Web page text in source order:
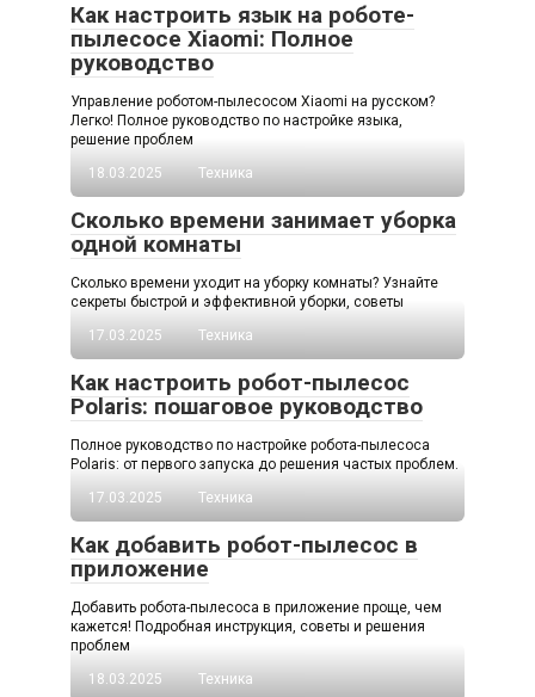
Как настроить язык на роботе-
пылесосе Xiaomi: Полное
руководство
Управление роботом-пылесосом Xiaomi на русском?
Легко! Полное руководство по настройке языка,
решение проблем
18.03.2025
Техника
Сколько времени занимает уборка
одной комнаты
Сколько времени уходит на уборку комнаты? Узнайте
секреты быстрой и эффективной уборки, советы
17.03.2025
Техника
Как настроить робот-пылесос
Polaris: пошаговое руководство
Полное руководство по настройке робота-пылесоса
Polaris: от первого запуска до решения частых проблем.
17.03.2025
Техника
Как добавить робот-пылесос в
приложение
Добавить робота-пылесоса в приложение проще, чем
кажется! Подробная инструкция, советы и решения
проблем
18.03.2025
Техника